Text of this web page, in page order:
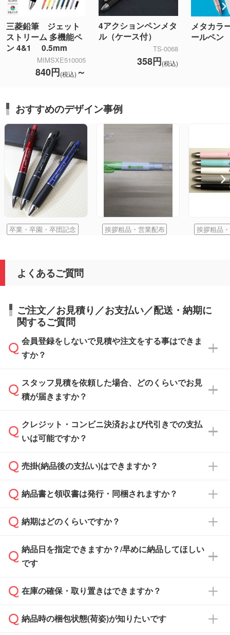
三菱鉛筆 ジェット
ストリーム 多機能ペ
ン 4&1 0.5mm
MIMSXE510005
840円(税込) ～
4アクションペンメタ
ル（ケース付）
TS-0068
358円(税込)
メタカラ
ールペン
おすすめのデザイン事例
卒業・卒園・卒団記念 挨拶粗品・営業配布 挨拶粗品
よくあるご質問
ご注文／お見積り／お支払い／配送・納期に
関するご質問
会員登録をしないで見積や注文をする事はできま
すか？
可能です。見積・注文フォームにて『ゲストの
まま進む』ボタンからお進みのうえ、ご依頼く
スタッフ見積を依頼した場合、どのくらいでお見
積が届きますか？
通常、翌営業日までにお送りしております。混
雑状況によっては、お時間をいただくこともご
依頼いただいた場合は、翌営業日以降のご連絡
クレジット・コンビニ決済および代引きでの支払
いは可能ですか？
銀行振込のみのご対応となります。
売掛(納品後の支払い)はできますか？
基本的には先入金をお願いしておりますが、自
どの場合は、月末締め翌月末払いに対応可能で
また、卒業・卒園記念品で対策委員会や個人様
校や幼稚園・保育園であれば、同様の条件でご
ご希望の際は担当スタッフまでお気軽にご相談
ください。
納品書と領収書は発行・同梱されますか？
納品書・領収書は ご依頼をいただいた場合の
ず、通常はPDFデータをメール添付でお送りし
ます。
たは注文フォームの『ご注文に関する備考欄』
納期はどのくらいですか？
・印刷する場合(500個程度)
ご入金、イメージ画像の校了から約2週間～2
ご入金確認後、1～2営業日で出荷いたしま
納品日を指定できますか？/早めに納品してほしい
です
ご希望の納期がある場合は、お問い合わせ・お
い。
在庫の確保・取り置きはできますか？
ご入金確認後に在庫を確保し、注文確定のご連
納品時の梱包状態(荷姿)が知りたいです